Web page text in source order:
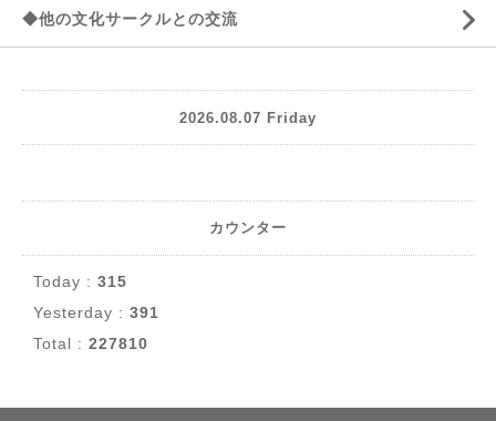
◆他の文化サークルとの交流
2026.08.07 Friday
カウンター
Today : 315
Yesterday : 391
Total : 227810